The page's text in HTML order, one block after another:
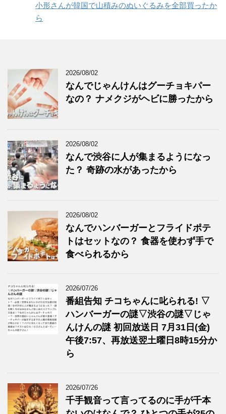
小形さんが韓国で山積みのぬいぐるみを全部買ったか
ら
2026/08/02
なんでじゃんけんはグーチョキパー
なの？ ナメクジがヘビに勝ったから
2026/08/02
なんで渋谷に人が集まるようになっ
た？ 奇跡の水があったから
2026/08/02
なんでハンバーガーとフライドポテ
トはセットなの？ 食器を使わず手で
食べられるから
2026/07/26
番組告知 チコちゃんに叱られる! ▽
ハンバーガーの謎▽渋谷の謎▽じゃ
んけんの謎 初回放送日 7月31日(金)
午後7:57、再放送翌土曜日8時15分か
ら
2026/07/26
千手観音って言ってるのに手が千本